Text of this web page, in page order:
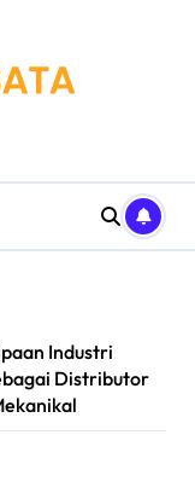
Industri
Distributor